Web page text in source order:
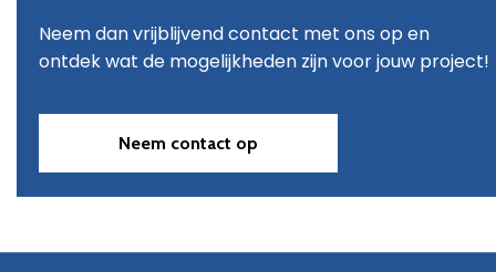
Neem dan vrijblijvend contact met ons op en
ontdek wat de mogelijkheden zijn voor jouw project!
Neem contact op